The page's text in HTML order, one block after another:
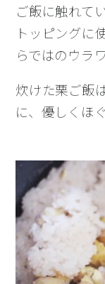
ご飯に触れて
トッピングに
らではのウラ
炊けた栗ご飯
に、優しくほ